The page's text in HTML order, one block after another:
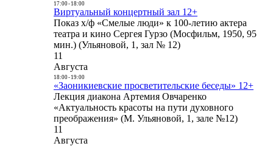
17:00- 18:00
Виртуальный концертный зал 12+
Показ х/ф «Смелые люди» к 100-летию актера
театра и кино Сергея Гурзо (Мосфильм, 1950, 95
мин.) (Ульяновой, 1, зал № 12)
11
Августа
18:00- 19:00
«Заоникиевские просветительские беседы» 12+
Лекция диакона Артемия Овчаренко
«Актуальность красоты на пути духовного
преображения» (М. Ульяновой, 1, зале №12)
11
Августа